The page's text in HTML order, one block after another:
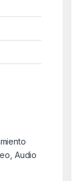
Audio